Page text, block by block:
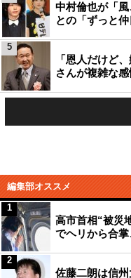
中村倫也が「
との「ずっと
「恩人だけど
さんが複雑な
5
編集部オススメ
高市首相“被災
でヘリから合
1
佐藤二朗は信
2